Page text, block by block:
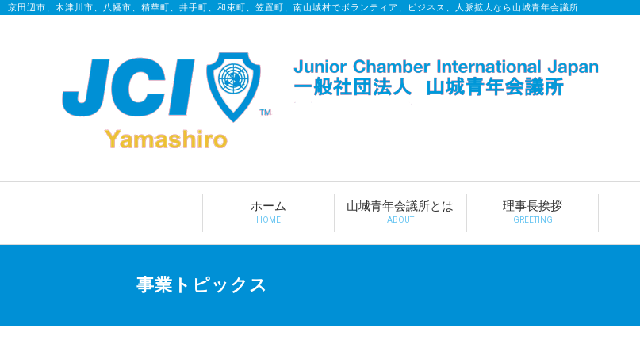
京田辺市、木津川市、八幡市、精華町、井手町、和束町、笠置町、南山城村でボランティア、ビジネス、人脈拡大なら山城青年会議所
ホーム
HOME
山城青年会議所とは
ABOUT
理事長挨拶
GREETING
事業トピックス